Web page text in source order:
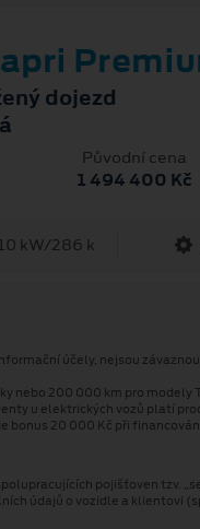
dojezd
Původní cena
1 494 400 Kč
kW/286 k
účely, nejsou
nebo 200 000 km pro
u elektrických vozů platí
bonus 20 000 Kč při
pojišťoven tzv.
údajů o vozidle a klientovi